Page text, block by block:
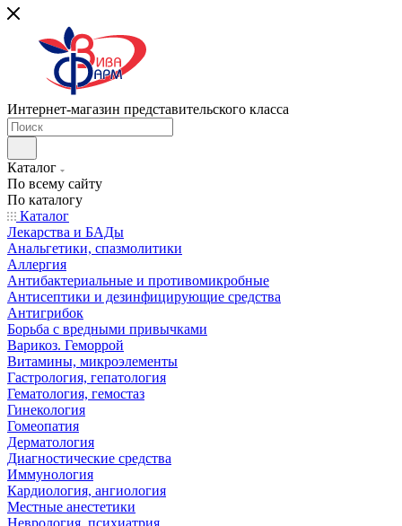
Интернет-магазин представительского класса
Каталог
По всему сайту
По каталогу
Каталог
Лекарства и БАДы
Анальгетики, спазмолитики
Аллергия
Антибактериальные и противомикробные
Антисептики и дезинфицирующие средства
Антигрибок
Борьба с вредными привычками
Варикоз. Геморрой
Витамины, микроэлементы
Гастрология, гепатология
Гематология, гемостаз
Гинекология
Гомеопатия
Дерматология
Диагностические средства
Иммунология
Кардиология, ангиология
Местные анестетики
Неврология, психиатрия